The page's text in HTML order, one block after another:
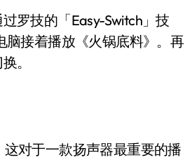
罗技的「Easy-Switch」技
脑接着播放《火锅底料》。再
。
这对于一款扬声器最重要的播